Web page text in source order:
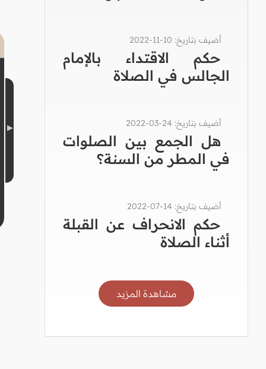
أضيف بتاريخ: 10-11-2022
حكم الاقتداء بالإمام
الجالس في الصلاة
أضيف بتاريخ: 24-03-2022
هل الجمع بين الصلوات
في المطر من السنة؟
أضيف بتاريخ: 14-07-2022
حكم الانحراف عن القبلة
أثناء الصلاة
مشاهدة المزيد